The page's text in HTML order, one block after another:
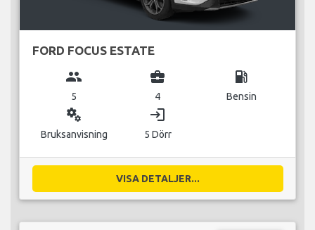
FORD FOCUS ESTATE
group
5
business_center
4
local_gas_station
Bensin
miscellaneous_services
Bruksanvisning
login
5 Dörr
VISA DETALJER...